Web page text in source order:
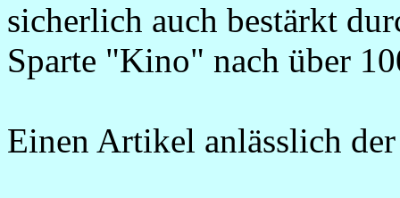
sicherlich auch bestärkt
Sparte "Kino" nach über
Einen Artikel anlässlich